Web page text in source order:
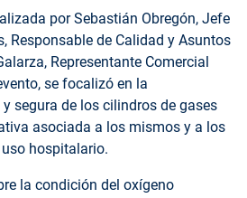
por Sebastián Obregón, Jefe
Responsable de Calidad y Asuntos
Representante Comercial
se focalizó en la
segura de los cilindros de gases
asociada a los mismos y a los
hospitalario.
la condición del oxígeno